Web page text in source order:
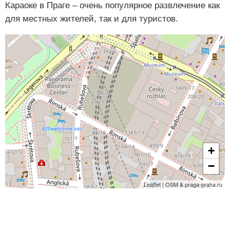
Караоке в Праге – очень популярное развлечение как
для местных жителей, так и для туристов.
+
−
Leaflet | OSM & praga-praha.ru